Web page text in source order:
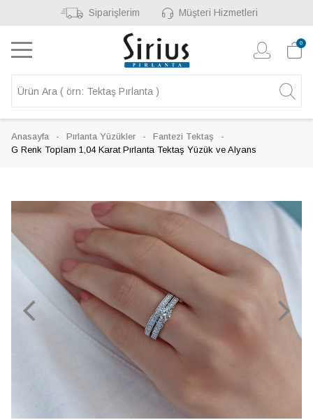
Siparişlerim Müşteri Hizmetleri
0
Anasayfa Pırlanta Yüzükler
Fantezi Tektaş
G Renk Toplam 1,04 Karat Pırlanta Tektaş Yüzük ve Alyans